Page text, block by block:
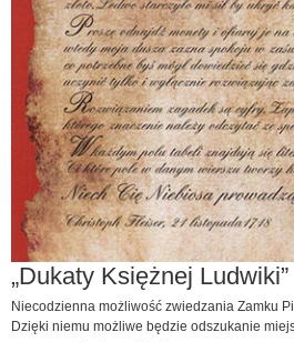
„Dukaty Księżnej Ludwiki”
Niecodzienna możliwość zwiedzania Zamku
Dzięki niemu możliwe będzie odszukanie